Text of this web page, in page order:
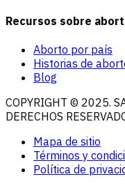
Recursos sobre
Aborto por país
Historias de
Blog
COPYRIGHT © 2025.
DERECHOS
Mapa de sitio
Términos y
Política de